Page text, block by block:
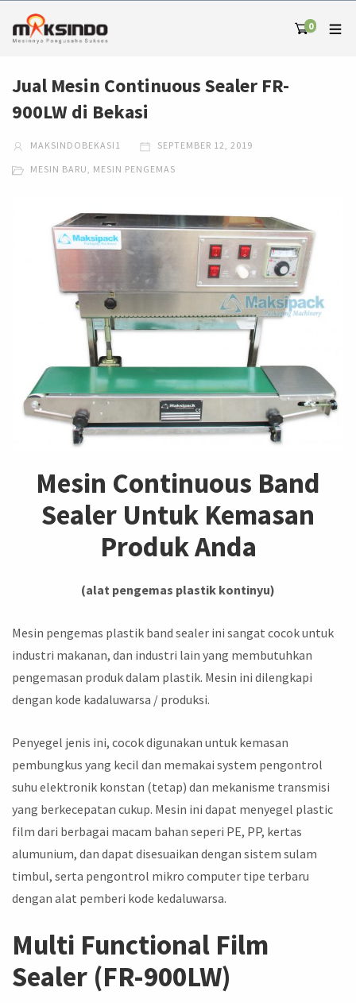
0
Jual Mesin Continuous Sealer FR-
900LW di Bekasi
MAKSINDOBEKASI1 SEPTEMBER 12, 2019
MESIN BARU, MESIN PENGEMAS
Mesin Continuous Band
Sealer Untuk Kemasan
Produk Anda
(alat pengemas plastik kontinyu)
Mesin pengemas plastik band sealer ini sangat cocok untuk
industri makanan, dan industri lain yang membutuhkan
pengemasan produk dalam plastik. Mesin ini dilengkapi
dengan kode kadaluwarsa / produksi.
Penyegel jenis ini, cocok digunakan untuk kemasan
pembungkus yang kecil dan memakai system pengontrol
suhu elektronik konstan (tetap) dan mekanisme transmisi
yang berkecepatan cukup. Mesin ini dapat menyegel plastic
film dari berbagai macam bahan seperi PE, PP, kertas
alumunium, dan dapat disesuaikan dengan sistem sulam
timbul, serta pengontrol mikro computer tipe terbaru
dengan alat pemberi kode kedaluwarsa.
Multi Functional Film
Sealer (FR-900LW)